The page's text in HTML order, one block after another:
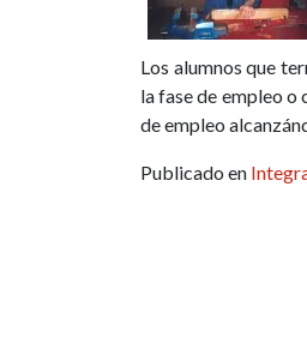
Los alumnos que
la fase de empleo
de empleo
Publicado en